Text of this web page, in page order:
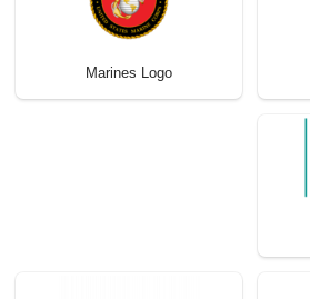
Marines Logo